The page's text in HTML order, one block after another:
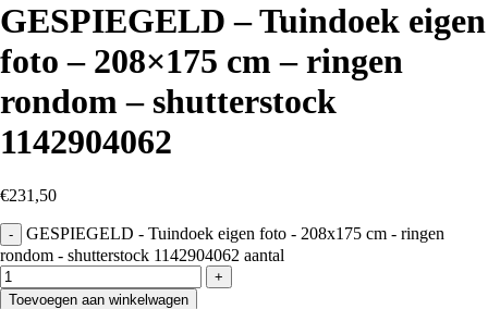
GESPIEGELD – Tuindoek eigen
foto – 208×175 cm – ringen
rondom – shutterstock
1142904062
€231,50
GESPIEGELD - Tuindoek eigen foto - 208x175 cm - ringen
rondom - shutterstock 1142904062 aantal
Toevoegen aan winkelwagen